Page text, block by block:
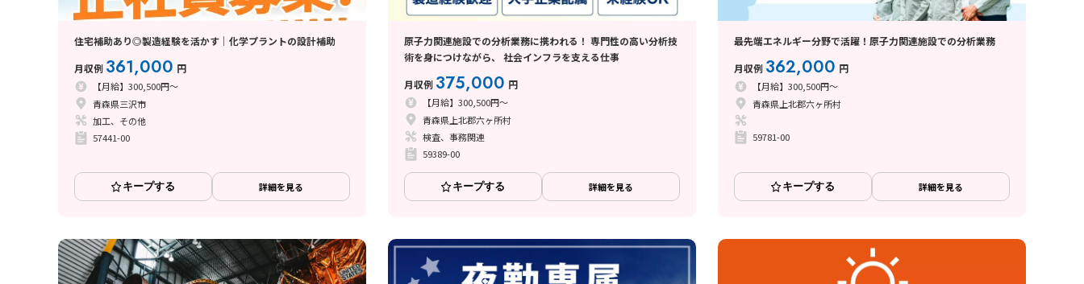
住宅補助あり◎製造経験を活かす｜化学プラントの設計補助
月収例 361,000 円
【月給】300,500円～
青森県三沢市
加工、その他
57441-00
キープする 詳細を見る
原子力関連施設での分析業務に携われる！ 専門性の高い分析技
術を身につけながら、 社会インフラを支える仕事
月収例 375,000 円
【月給】300,500円～
青森県上北郡六ヶ所村
検査、事務関連
59389-00
キープする 詳細を見る
最先端エネルギー分野で活躍！原子力関連施設での分析業務
月収例 362,000 円
【月給】300,500円～
青森県上北郡六ヶ所村
59781-00
キープする 詳細を見る